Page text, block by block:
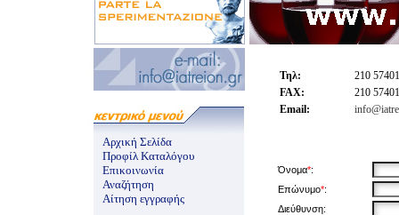
Αρχική Σελίδα
Προφίλ Καταλόγου
Επικοινωνία
Αναζήτηση
Αίτηση εγγραφής
Τηλ:
210
FAX:
210
Email:
Όνομα*:
Επώνυμο*:
Διεύθυνση: